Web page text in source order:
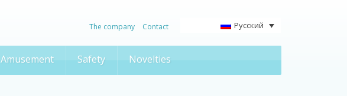
The company Contact Русский
Amusement Safety Novelties